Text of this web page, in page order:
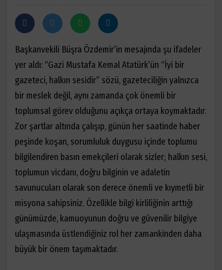
Başkanvekili Büşra Özdemir’in mesajında şu ifadeler
yer aldı: “Gazi Mustafa Kemal Atatürk’ün “İyi bir
gazeteci, halkın sesidir” sözü, gazeteciliğin yalnızca
bir meslek değil, aynı zamanda çok önemli bir
toplumsal görev olduğunu açıkça ortaya koymaktadır.
Zor şartlar altında çalışıp, günün her saatinde haber
peşinde koşan, sorumluluk duygusu içinde toplumu
bilgilendiren basın emekçileri olarak sizler; halkın sesi,
toplumun vicdanı, doğru bilginin ve adaletin
savunucuları olarak son derece önemli ve kıymetli bir
misyona sahipsiniz. Özellikle bilgi kirliliğinin arttığı
günümüzde, kamuoyunun doğru ve güvenilir bilgiye
ulaşmasında üstlendiğiniz rol her zamankinden daha
büyük bir önem taşımaktadır.